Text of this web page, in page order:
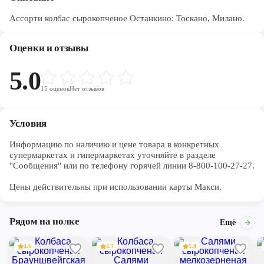
Ассорти колбас сырокопченое Останкино: Тоскано, Милано.
Оценки и отзывы
5.015 оценокНет отзывов
Условия
Информацию по наличию и цене товара в конкретных
супермаркетах и гипермаркетах уточняйте в разделе
"Сообщения" или по телефону горячей линии 8-800-100-27-27.
Цены действительны при использовании карты Макси.
Рядом на полке Ещё
4.6 4.7 5.0